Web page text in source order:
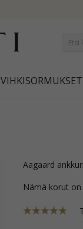
VIHKISORMUKSET
Aagaard
Nämä korut